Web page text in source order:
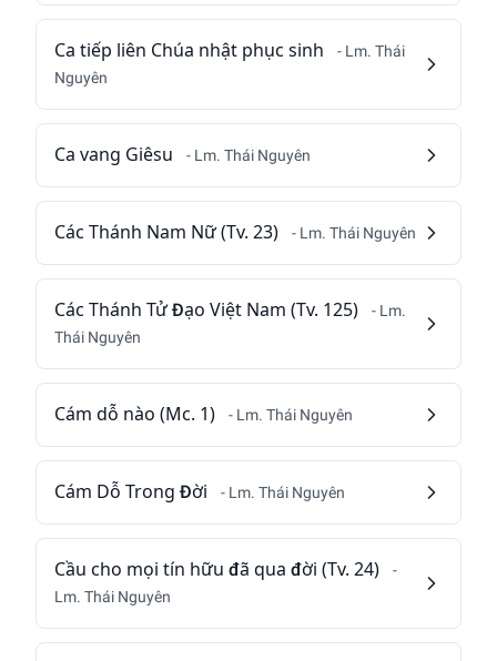
Ca tiếp liên Chúa nhật phục sinh
- Lm. Thái
Nguyên
Ca vang Giêsu - Lm. Thái Nguyên
Các Thánh Nam Nữ (Tv. 23) - Lm. Thái Nguyên
Các Thánh Tử Đạo Việt Nam (Tv. 125)
- Lm.
Thái Nguyên
Cám dỗ nào (Mc. 1) - Lm. Thái Nguyên
Cám Dỗ Trong Đời - Lm. Thái Nguyên
Cầu cho mọi tín hữu đã qua đời (Tv. 24)
-
Lm. Thái Nguyên